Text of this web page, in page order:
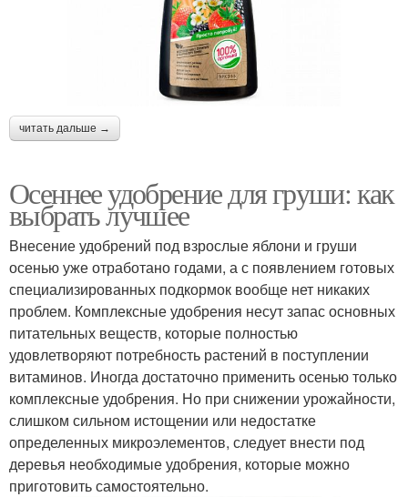
читать дальше →
Осеннее удобрение для груши: как
выбрать лучшее
Внесение удобрений под взрослые яблони и груши
осенью уже отработано годами, а с появлением готовых
специализированных подкормок вообще нет никаких
проблем. Комплексные удобрения несут запас основных
питательных веществ, которые полностью
удовлетворяют потребность растений в поступлении
витаминов. Иногда достаточно применить осенью только
комплексные удобрения. Но при снижении урожайности,
слишком сильном истощении или недостатке
определенных микроэлементов, следует внести под
деревья необходимые удобрения, которые можно
приготовить самостоятельно.